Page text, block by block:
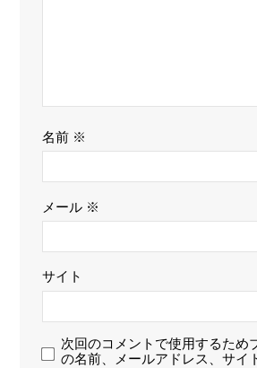
名前 ※
メール ※
サイト
次回のコメントで使用するため
の名前、メールアドレス、サイ